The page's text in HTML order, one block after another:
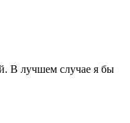
В лучшем случае я бы